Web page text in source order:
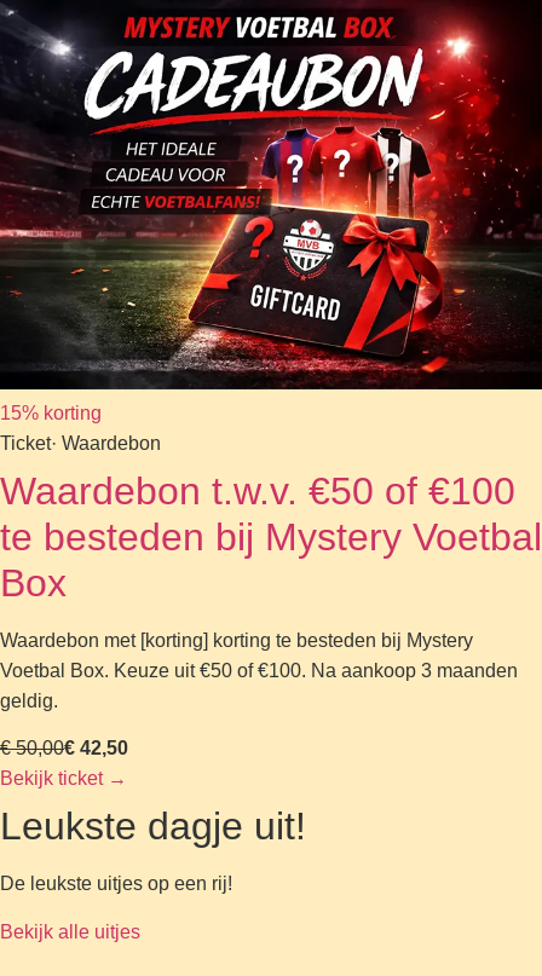
15% korting
Ticket· Waardebon
Waardebon t.w.v. €50 of €100
te besteden bij Mystery Voetbal
Box
Waardebon met [korting] korting te besteden bij Mystery
Voetbal Box. Keuze uit €50 of €100. Na aankoop 3 maanden
geldig.
€ 50,00€ 42,50
Bekijk ticket →
Leukste dagje uit!
De leukste uitjes op een rij!
Bekijk alle uitjes